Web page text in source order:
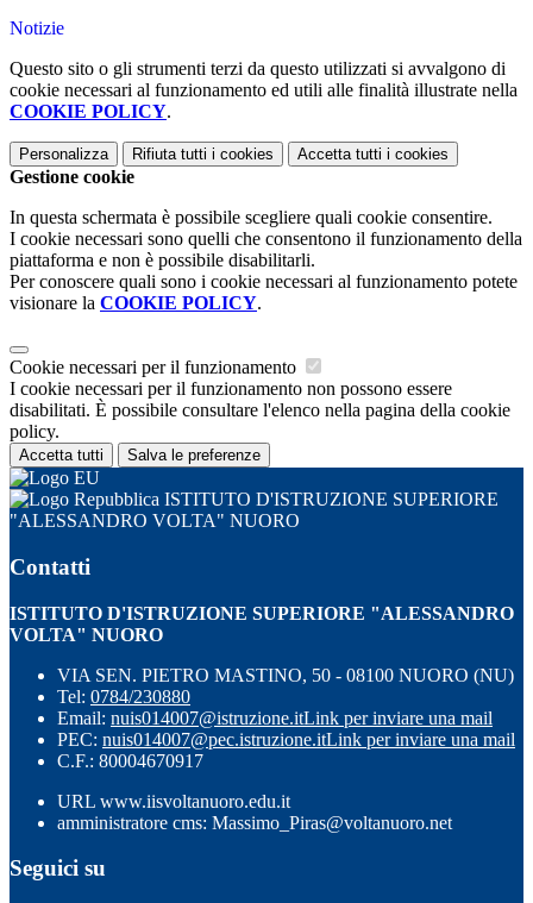
Notizie
Questo sito o gli strumenti terzi da questo utilizzati si avvalgono di
cookie necessari al funzionamento ed utili alle finalità illustrate nella
COOKIE POLICY.
Personalizza Rifiuta tutti i cookies Accetta tutti i cookies
Gestione cookie
In questa schermata è possibile scegliere quali cookie consentire.
I cookie necessari sono quelli che consentono il funzionamento della
piattaforma e non è possibile disabilitarli.
Per conoscere quali sono i cookie necessari al funzionamento potete
visionare la COOKIE POLICY.
Cookie necessari per il funzionamento
I cookie necessari per il funzionamento non possono essere
disabilitati. È possibile consultare l'elenco nella pagina della cookie
policy.
Accetta tutti Salva le preferenze
ISTITUTO D'ISTRUZIONE SUPERIORE
"ALESSANDRO VOLTA" NUORO
Contatti
ISTITUTO D'ISTRUZIONE SUPERIORE "ALESSANDRO
VOLTA" NUORO
VIA SEN. PIETRO MASTINO, 50 - 08100 NUORO (NU)
Tel: 0784/230880
Email: nuis014007@istruzione.itLink per inviare una mail
PEC: nuis014007@pec.istruzione.itLink per inviare una mail
C.F.: 80004670917
URL www.iisvoltanuoro.edu.it
amministratore cms: Massimo_Piras@voltanuoro.net
Seguici su